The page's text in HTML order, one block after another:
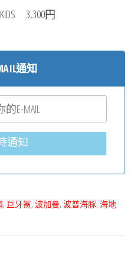
3,300円
通知
通知
, 巨牙鯊, 波加曼, 波普海豚, 海地